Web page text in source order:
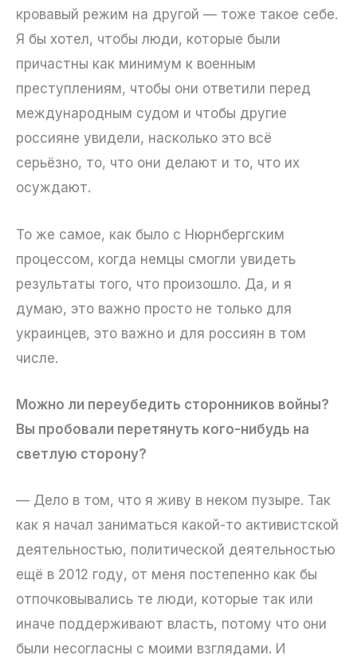
кровавый режим на другой — тоже такое себе.
Я бы хотел, чтобы люди, которые были
причастны как минимум к военным
преступлениям, чтобы они ответили перед
международным судом и чтобы другие
россияне увидели, насколько это всё
серьёзно, то, что они делают и то, что их
осуждают.
То же самое, как было с Нюрнбергским
процессом, когда немцы смогли увидеть
результаты того, что произошло. Да, и я
думаю, это важно просто не только для
украинцев, это важно и для россиян в том
числе.
Можно ли переубедить сторонников войны?
Вы пробовали перетянуть кого-нибудь на
светлую сторону?
— Дело в том, что я живу в неком пузыре. Так
как я начал заниматься какой-то активистской
деятельностью, политической деятельностью
ещё в 2012 году, от меня постепенно как бы
отпочковывались те люди, которые так или
иначе поддерживают власть, потому что они
были несогласны с моими взглядами. И